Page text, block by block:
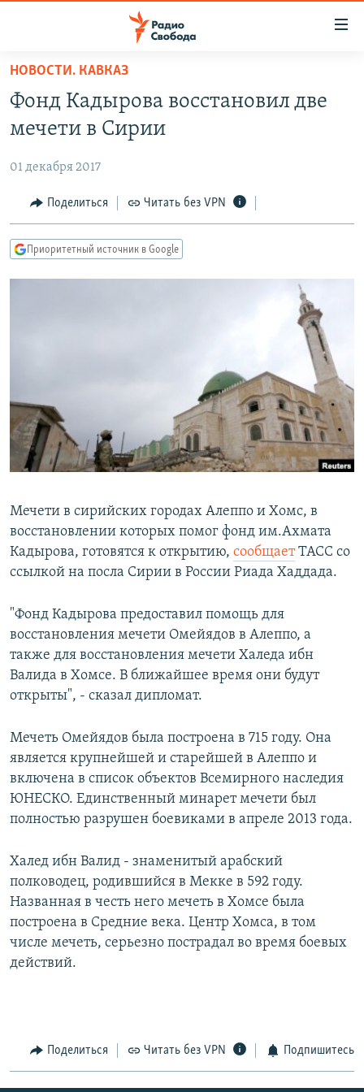
упрощенного
доступа
основному
Вернутся
главной
навигации
Вернутся
ПОДКАСТЫ
АВТОРСКИЕ ПРОЕКТЫ
ЦИТАТЫ СВОБОДЫ
МНЕНИЯ
IDEL.РЕАЛИИ
ПОДПИШИТЕСЬ НА РАССЫЛКУ
СОЦИАЛЬНЫЕ СЕТИ
Все сайты РСЕ/РС
НОВОСТИ. КАВКАЗ
Фонд Кадырова восстановил две
мечети в Сирии
01 декабря 2017
Поделиться Читать без VPN
Приоритетный источник в Google
Мечети в сирийских городах Алеппо и Хомс, в
восстановлении которых помог фонд им.Ахмата
Кадырова, готовятся к открытию, сообщаетТАСС со
ссылкой на посла Сирии в России Риада Хаддада.
"Фонд Кадырова предоставил помощь для
восстановления мечети Омейядов в Алеппо, а
также для восстановления мечети Халеда ибн
Валида в Хомсе. В ближайшее время они будут
открыты", - сказал дипломат.
Мечеть Омейядов была построена в 715 году. Она
является крупнейшей и старейшей в Алеппо и
включена в список объектов Всемирного наследия
ЮНЕСКО. Единственный минарет мечети был
полностью разрушен боевиками в апреле 2013 года.
Халед ибн Валид - знаменитый арабский
полководец, родившийся в Мекке в 592 году.
Названная в честь него мечеть в Хомсе была
построена в Средние века. Центр Хомса, в том
числе мечеть, серьезно пострадал во время боевых
действий.
Поделиться Читать без VPN Подпишитесь